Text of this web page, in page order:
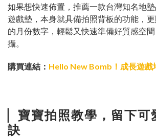
如果想快速佈置，推薦一款台灣知名地
遊戲墊，本身就具備拍照背板的功能，
的月份數字，輕鬆又快速準備好質感空
攝。
購買連結： Hello New Bomb！成長遊戲
寶寶拍照教學，留下可
訣